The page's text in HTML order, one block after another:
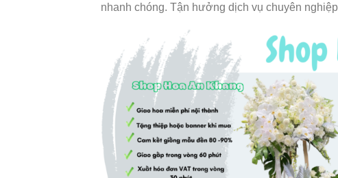
nhanh chóng. Tận hưởng dịch vụ chuyên